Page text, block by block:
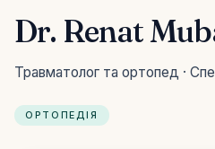
Dr. Renat
Травматолог та ортопед ·
ОРТОПЕДІЯ